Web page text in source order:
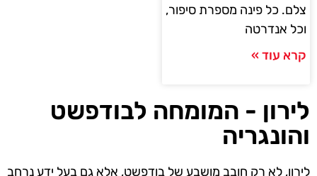
צלם. כל פינה מספרת סיפור,
וכל אנדרטה
קרא עוד »
לירון - המומחה לבודפשט
והונגריה
לירון, לא רק חובב מושבע של בודפשט, אלא גם בעל ידע נרחב